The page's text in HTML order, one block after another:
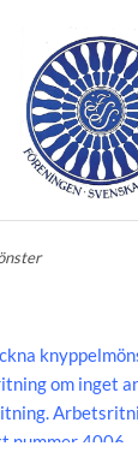
om inget
nummer 4006.